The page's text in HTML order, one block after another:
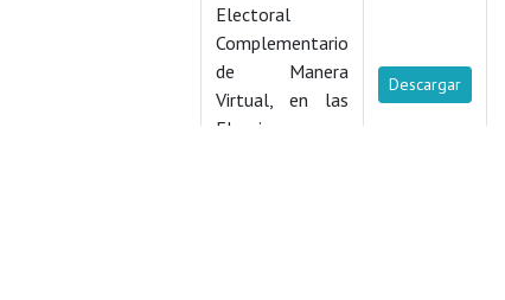
Electoral
Complementario
de Manera
Virtual, en las
Elecciones para
Descargar